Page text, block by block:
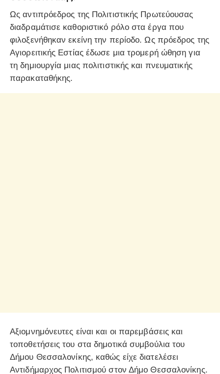
Ως αντιπρόεδρος της Πολιτιστικής Πρωτεύουσας
διαδραμάτισε καθοριστικό ρόλο στα έργα που
φιλοξενήθηκαν εκείνη την περίοδο. Ως πρόεδρος της
Αγιορειτικής Εστίας έδωσε μια τρομερή ώθηση για
τη δημιουργία μιας πολιτιστικής και πνευματικής
παρακαταθήκης.
Αξιομνημόνευτες είναι και οι παρεμβάσεις και
τοποθετήσεις του στα δημοτικά συμβούλια του
Δήμου Θεσσαλονίκης, καθώς είχε διατελέσει
Αντιδήμαρχος Πολιτισμού στον Δήμο Θεσσαλονίκης.